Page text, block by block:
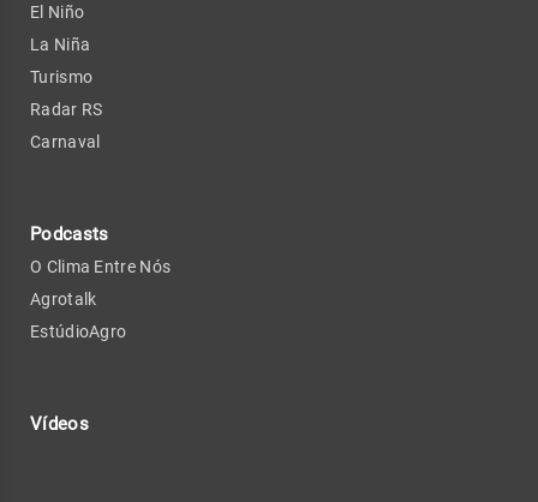
El Niño
La Niña
Turismo
Radar RS
Carnaval
Podcasts
O Clima Entre Nós
Agrotalk
EstúdioAgro
Vídeos